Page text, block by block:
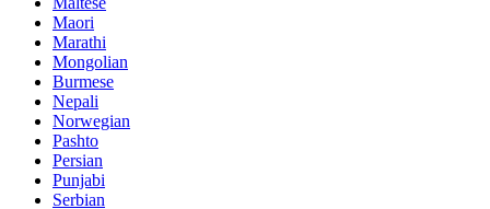
Maori
Marathi
Mongolian
Burmese
Nepali
Norwegian
Pashto
Persian
Punjabi
Serbian